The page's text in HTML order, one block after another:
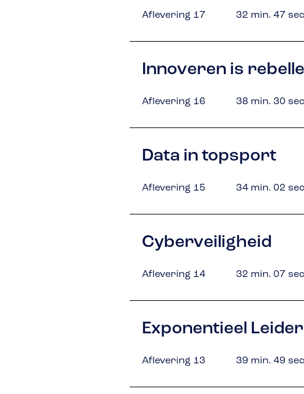
Aflevering 17 32 min. 47 sec
Innoveren is
Aflevering 16 38 min. 30 sec
Data in topsport
Aflevering 15 34 min. 02 sec
Cyberveiligheid
Aflevering 14 32 min. 07 sec
Exponentieel
Aflevering 13 39 min. 49 sec